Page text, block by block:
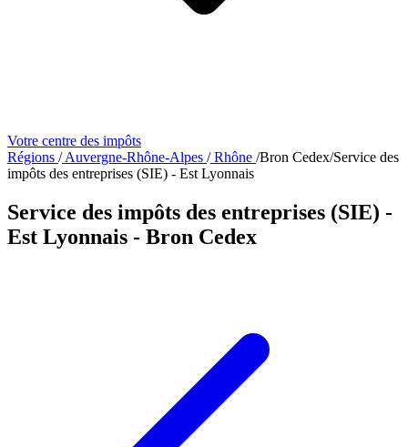
Votre centre des impôts
Régions /Auvergne-Rhône-Alpes /Rhône /Bron Cedex/Service des
impôts des entreprises (SIE) - Est Lyonnais
Service des impôts des entreprises (SIE) -
Est Lyonnais - Bron Cedex